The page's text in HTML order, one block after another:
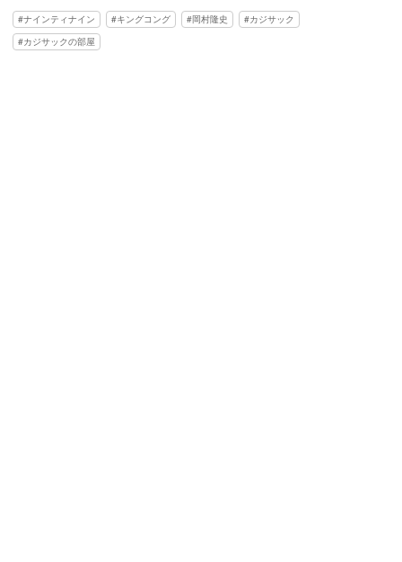
ナインティナイン キングコング 岡村隆史
カジサック
カジサックの部屋